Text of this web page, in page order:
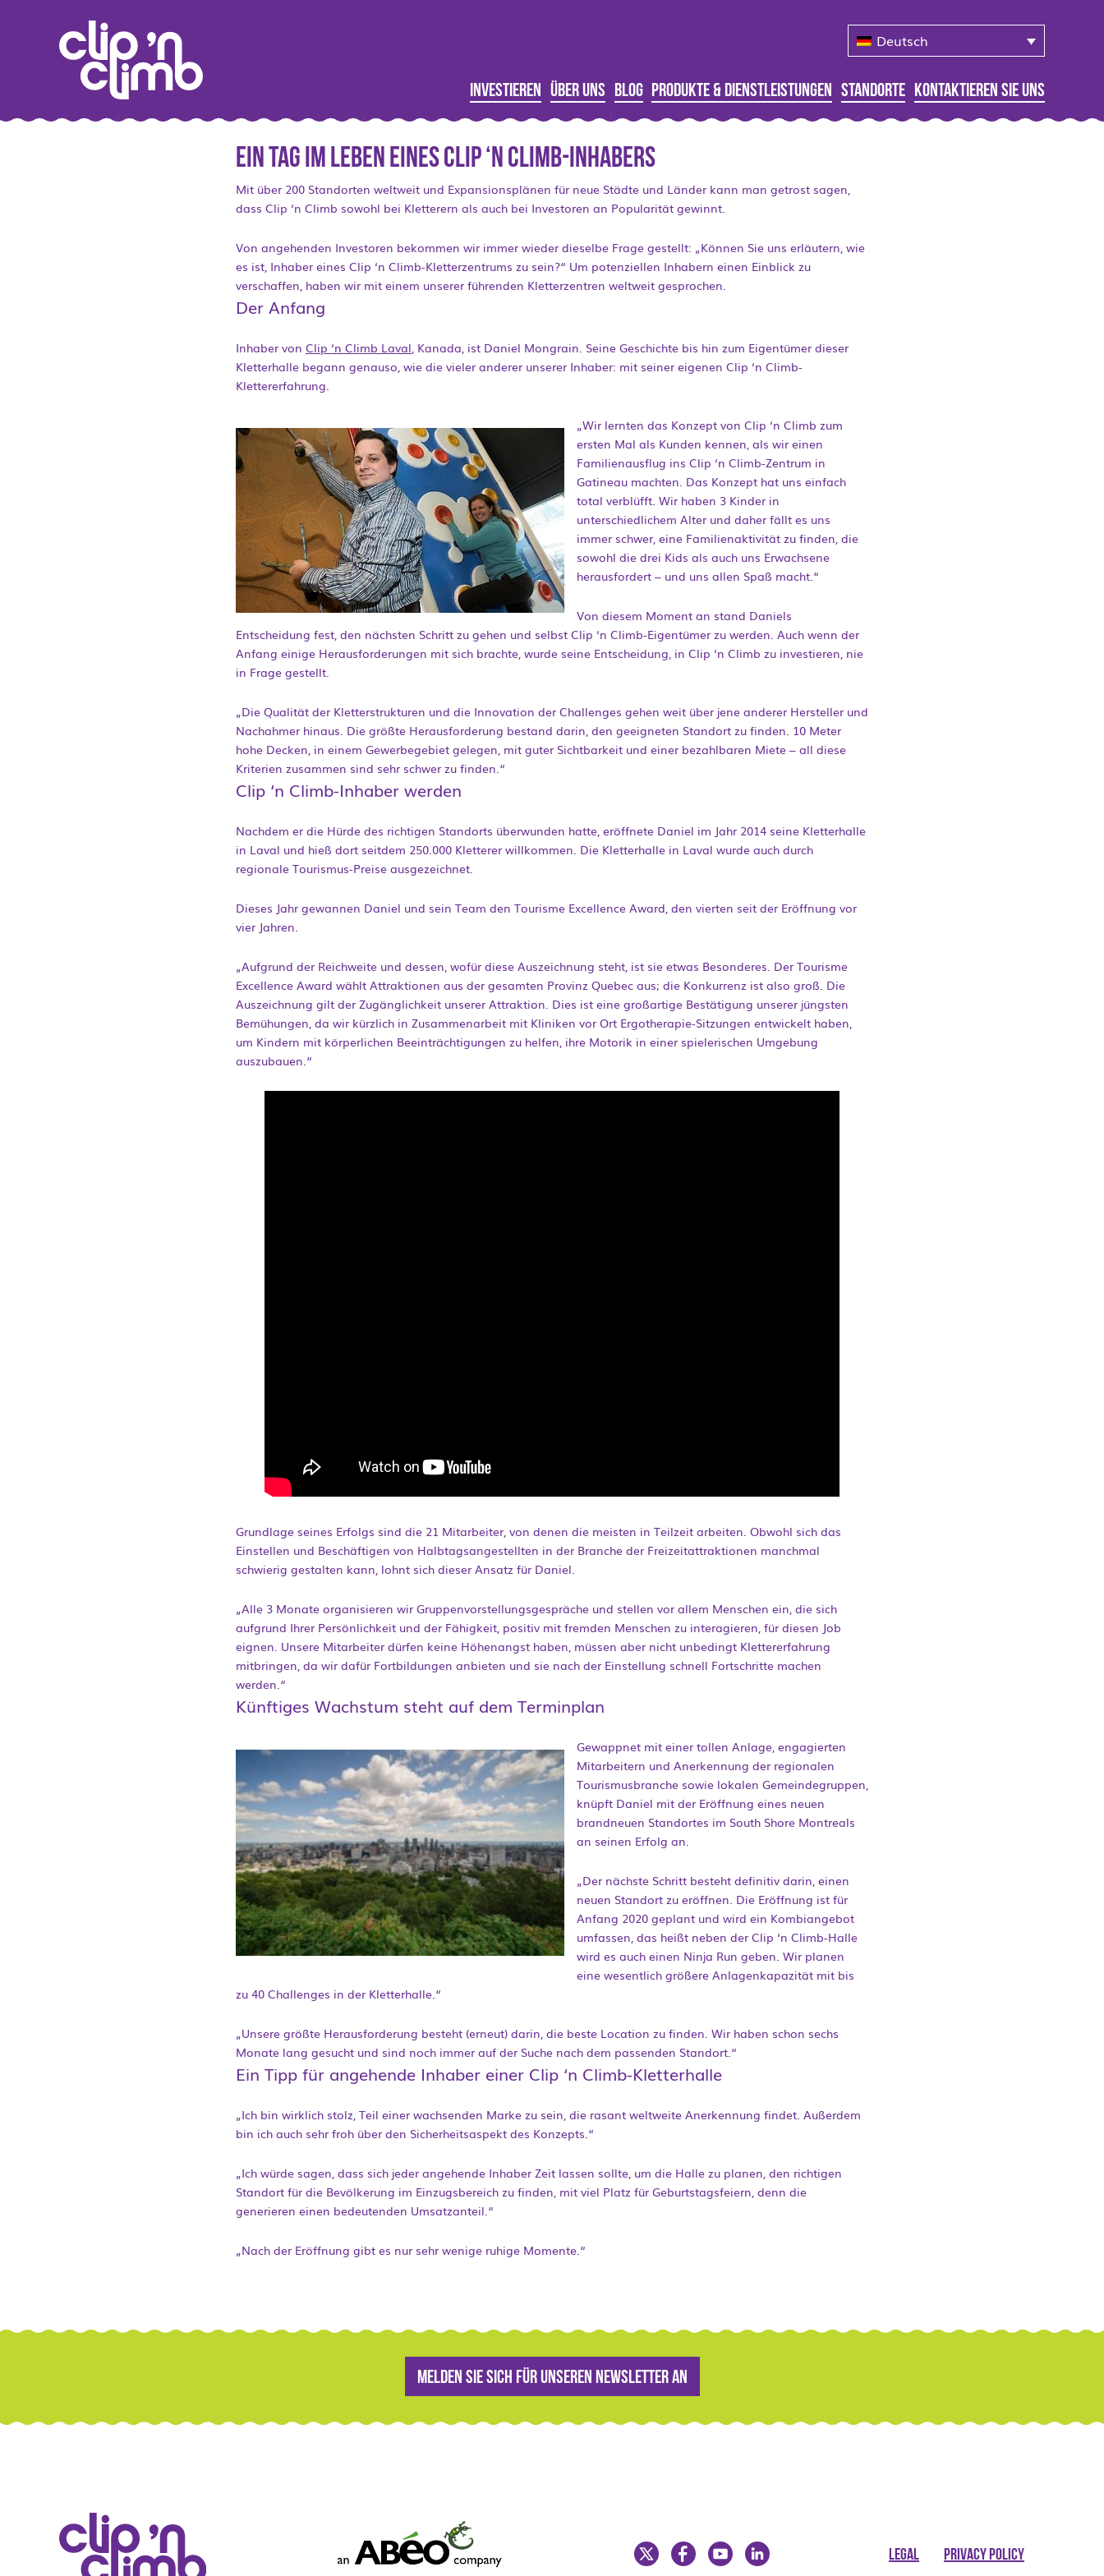
Deutsch
Investieren Über uns Blog Produkte & Dienstleistungen Standorte Kontaktieren Sie Uns
Ein Tag im Leben eines Clip ‘n Climb-Inhabers
Mit über 200 Standorten weltweit und Expansionsplänen für neue Städte und Länder kann man getrost sagen,
dass Clip ‘n Climb sowohl bei Kletterern als auch bei Investoren an Popularität gewinnt.
Von angehenden Investoren bekommen wir immer wieder dieselbe Frage gestellt: „Können Sie uns erläutern, wie
es ist, Inhaber eines Clip ‘n Climb-Kletterzentrums zu sein?“ Um potenziellen Inhabern einen Einblick zu
verschaffen, haben wir mit einem unserer führenden Kletterzentren weltweit gesprochen.
Der Anfang
Inhaber von Clip ‘n Climb Laval, Kanada, ist Daniel Mongrain. Seine Geschichte bis hin zum Eigentümer dieser
Kletterhalle begann genauso, wie die vieler anderer unserer Inhaber: mit seiner eigenen Clip ‘n Climb-
Klettererfahrung.
„Wir lernten das Konzept von Clip ‘n Climb zum
ersten Mal als Kunden kennen, als wir einen
Familienausflug ins Clip ‘n Climb-Zentrum in
Gatineau machten. Das Konzept hat uns einfach
total verblüfft. Wir haben 3 Kinder in
unterschiedlichem Alter und daher fällt es uns
immer schwer, eine Familienaktivität zu finden, die
sowohl die drei Kids als auch uns Erwachsene
herausfordert – und uns allen Spaß macht.“
Von diesem Moment an stand Daniels
Entscheidung fest, den nächsten Schritt zu gehen und selbst Clip ‘n Climb-Eigentümer zu werden. Auch wenn der
Anfang einige Herausforderungen mit sich brachte, wurde seine Entscheidung, in Clip ‘n Climb zu investieren, nie
in Frage gestellt.
„Die Qualität der Kletterstrukturen und die Innovation der Challenges gehen weit über jene anderer Hersteller und
Nachahmer hinaus. Die größte Herausforderung bestand darin, den geeigneten Standort zu finden. 10 Meter
hohe Decken, in einem Gewerbegebiet gelegen, mit guter Sichtbarkeit und einer bezahlbaren Miete – all diese
Kriterien zusammen sind sehr schwer zu finden.“
Clip ‘n Climb-Inhaber werden
Nachdem er die Hürde des richtigen Standorts überwunden hatte, eröffnete Daniel im Jahr 2014 seine Kletterhalle
in Laval und hieß dort seitdem 250.000 Kletterer willkommen. Die Kletterhalle in Laval wurde auch durch
regionale Tourismus-Preise ausgezeichnet.
Dieses Jahr gewannen Daniel und sein Team den Tourisme Excellence Award, den vierten seit der Eröffnung vor
vier Jahren.
„Aufgrund der Reichweite und dessen, wofür diese Auszeichnung steht, ist sie etwas Besonderes. Der Tourisme
Excellence Award wählt Attraktionen aus der gesamten Provinz Quebec aus; die Konkurrenz ist also groß. Die
Auszeichnung gilt der Zugänglichkeit unserer Attraktion. Dies ist eine großartige Bestätigung unserer jüngsten
Bemühungen, da wir kürzlich in Zusammenarbeit mit Kliniken vor Ort Ergotherapie-Sitzungen entwickelt haben,
um Kindern mit körperlichen Beeinträchtigungen zu helfen, ihre Motorik in einer spielerischen Umgebung
auszubauen.“
Grundlage seines Erfolgs sind die 21 Mitarbeiter, von denen die meisten in Teilzeit arbeiten. Obwohl sich das
Einstellen und Beschäftigen von Halbtagsangestellten in der Branche der Freizeitattraktionen manchmal
schwierig gestalten kann, lohnt sich dieser Ansatz für Daniel.
„Alle 3 Monate organisieren wir Gruppenvorstellungsgespräche und stellen vor allem Menschen ein, die sich
aufgrund Ihrer Persönlichkeit und der Fähigkeit, positiv mit fremden Menschen zu interagieren, für diesen Job
eignen. Unsere Mitarbeiter dürfen keine Höhenangst haben, müssen aber nicht unbedingt Klettererfahrung
mitbringen, da wir dafür Fortbildungen anbieten und sie nach der Einstellung schnell Fortschritte machen
werden.“
Künftiges Wachstum steht auf dem Terminplan
Gewappnet mit einer tollen Anlage, engagierten
Mitarbeitern und Anerkennung der regionalen
Tourismusbranche sowie lokalen Gemeindegruppen,
knüpft Daniel mit der Eröffnung eines neuen
brandneuen Standortes im South Shore Montreals
an seinen Erfolg an.
„Der nächste Schritt besteht definitiv darin, einen
neuen Standort zu eröffnen. Die Eröffnung ist für
Anfang 2020 geplant und wird ein Kombiangebot
umfassen, das heißt neben der Clip ‘n Climb-Halle
wird es auch einen Ninja Run geben. Wir planen
eine wesentlich größere Anlagenkapazität mit bis
zu 40 Challenges in der Kletterhalle.“
„Unsere größte Herausforderung besteht (erneut) darin, die beste Location zu finden. Wir haben schon sechs
Monate lang gesucht und sind noch immer auf der Suche nach dem passenden Standort.“
Ein Tipp für angehende Inhaber einer Clip ‘n Climb-Kletterhalle
„Ich bin wirklich stolz, Teil einer wachsenden Marke zu sein, die rasant weltweite Anerkennung findet. Außerdem
bin ich auch sehr froh über den Sicherheitsaspekt des Konzepts.“
„Ich würde sagen, dass sich jeder angehende Inhaber Zeit lassen sollte, um die Halle zu planen, den richtigen
Standort für die Bevölkerung im Einzugsbereich zu finden, mit viel Platz für Geburtstagsfeiern, denn die
generieren einen bedeutenden Umsatzanteil.“
„Nach der Eröffnung gibt es nur sehr wenige ruhige Momente.“
Melden Sie sich für unseren Newsletter an
LEGAL PRIVACY POLICY